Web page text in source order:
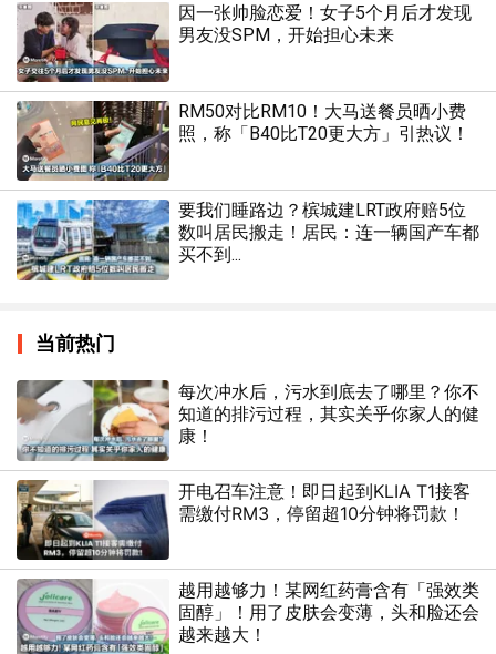
因一张帅脸恋爱！女子5个月后才发现
男友没SPM，开始担心未来
RM50对比RM10！大马送餐员晒小费
照，称「B40比T20更大方」引热议！
要我们睡路边？槟城建LRT政府赔5位
数叫居民搬走！居民：连一辆国产车都
买不到...
当前热门
每次冲水后，污水到底去了哪里？你不
知道的排污过程，其实关乎你家人的健
康！
开电召车注意！即日起到KLIA T1接客
需缴付RM3，停留超10分钟将罚款！
越用越够力！某网红药膏含有「强效类
固醇」！用了皮肤会变薄，头和脸还会
越来越大！